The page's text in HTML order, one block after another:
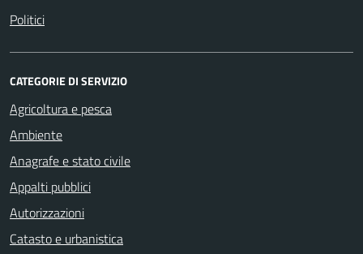
Politici
CATEGORIE DI SERVIZIO
Agricoltura e pesca
Ambiente
Anagrafe e stato civile
Appalti pubblici
Autorizzazioni
Catasto e urbanistica